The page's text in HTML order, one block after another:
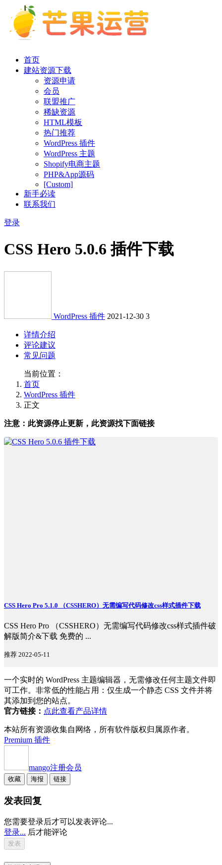
首页
建站资源下载
资源申请
会员
联盟推广
稀缺资源
HTML模板
热门推荐
WordPress 插件
WordPress 主题
Shopify电商主题
PHP&App源码
[Custom]
新手必读
联系我们
登录
CSS Hero 5.0.6 插件下载
WordPress 插件 2021-12-30 3
详情介绍
评论建议
常见问题
当前位置：
首页
WordPress 插件
正文
注意：此资源停止更新，此资源找下面链接
CSS Hero Pro 5.1.0 （CSSHERO）无需编写代码修改css样式插件下载
CSS Hero Pro （CSSHERO）无需编写代码修改css样式插件破
解版简介&下载 免费的 ...
推荐 2022-05-11
一个实时的 WordPress 主题编辑器，无需修改任何主题文件即
可工作。非常低的性能占用：仅生成一个静态 CSS 文件并将
其添加到您的站点。
官方链接： 点此查看产品详情
本站所有资源收集自网络，所有软件版权归属原作者。
Premium 插件
mango注册会员
收藏 海报 链接
发表回复
您需要登录后才可以发表评论...
登录... 后才能评论